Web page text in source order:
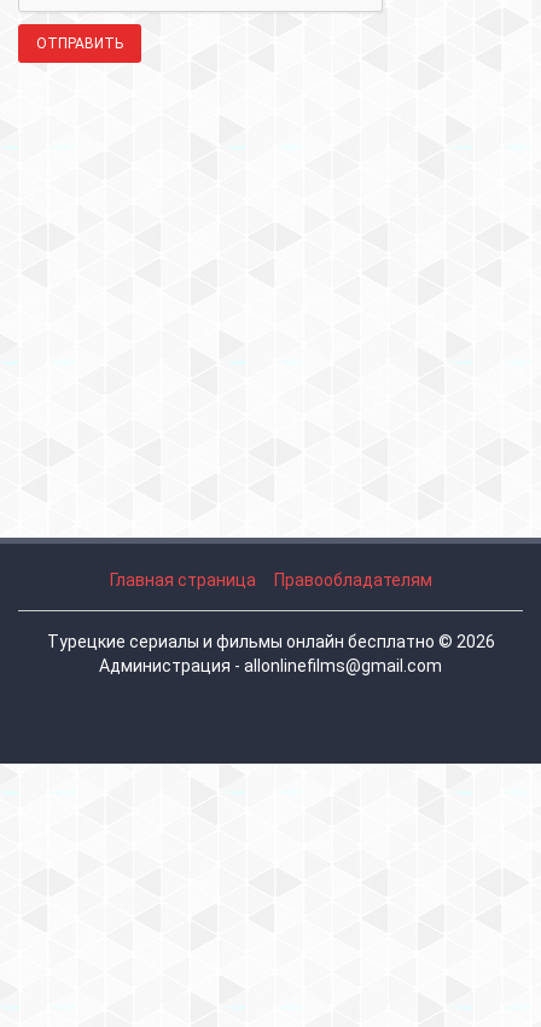
ОТПРАВИТЬ
Главная страница Правообладателям
Турецкие сериалы и фильмы онлайн бесплатно © 2026
Администрация - allonlinefilms@gmail.com